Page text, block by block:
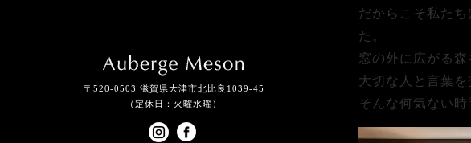
だからこそ私た
た。
窓の外に広がる森
大切な人と言葉を
そんな何気ない
〒520-0503 滋賀県大津市北比良1039-45
（定休日：火曜水曜）